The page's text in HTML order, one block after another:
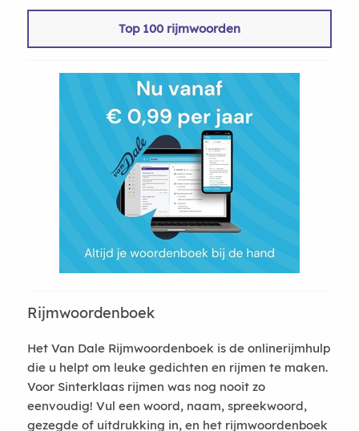
Top 100 rijmwoorden
Rijmwoordenboek
Het Van Dale Rijmwoordenboek is de onlinerijmhulp
die u helpt om leuke gedichten en rijmen te maken.
Voor Sinterklaas rijmen was nog nooit zo
eenvoudig! Vul een woord, naam, spreekwoord,
gezegde of uitdrukking in, en het rijmwoordenboek